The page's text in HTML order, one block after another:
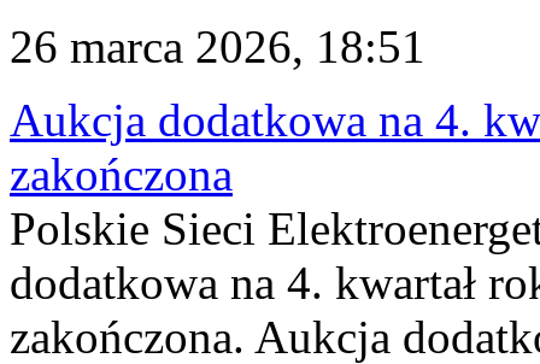
26 marca 2026, 18:51
Aukcja dodatkowa na 4.
zakończona
Polskie Sieci
dodatkowa na 4. kwartał
zakończona. Aukcja